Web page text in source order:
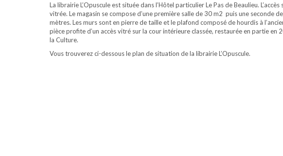
La librairie L’Opuscule est située dans l’Hôtel particulier Le Pas de Beaulieu.
vitrée. Le magasin se compose d’une première salle de 30 m2 puis une seconde
mètres. Les murs sont en pierre de taille et le plafond composé de hourdis à
pièce profite d’un accès vitré sur la cour intérieure classée, restaurée en partie en
la Culture.
Vous trouverez ci-dessous le plan de situation de la librairie L’Opuscule.